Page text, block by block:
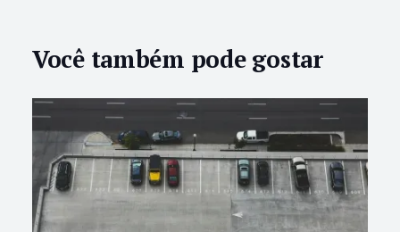
Você também pode gostar